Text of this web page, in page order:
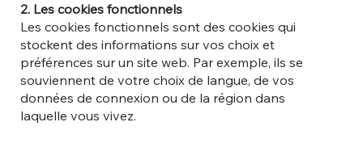
2. Les cookies fonctionnels
Les cookies fonctionnels sont des cookies qui
stockent des informations sur vos choix et
préférences sur un site web. Par exemple, ils se
souviennent de votre choix de langue, de vos
données de connexion ou de la région dans
laquelle vous vivez.